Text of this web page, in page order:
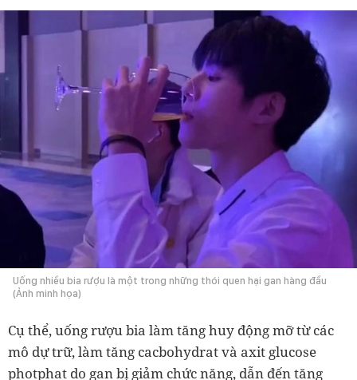
Uống nhiều bia rượu là một trong những thói quen hại gan hàng đầu
(Ảnh minh họa)
Cụ thể, uống rượu bia làm tăng huy động mỡ từ các
mô dự trữ, làm tăng cacbohydrat và axit glucose
photphat do gan bị giảm chức năng, dẫn đến tăng